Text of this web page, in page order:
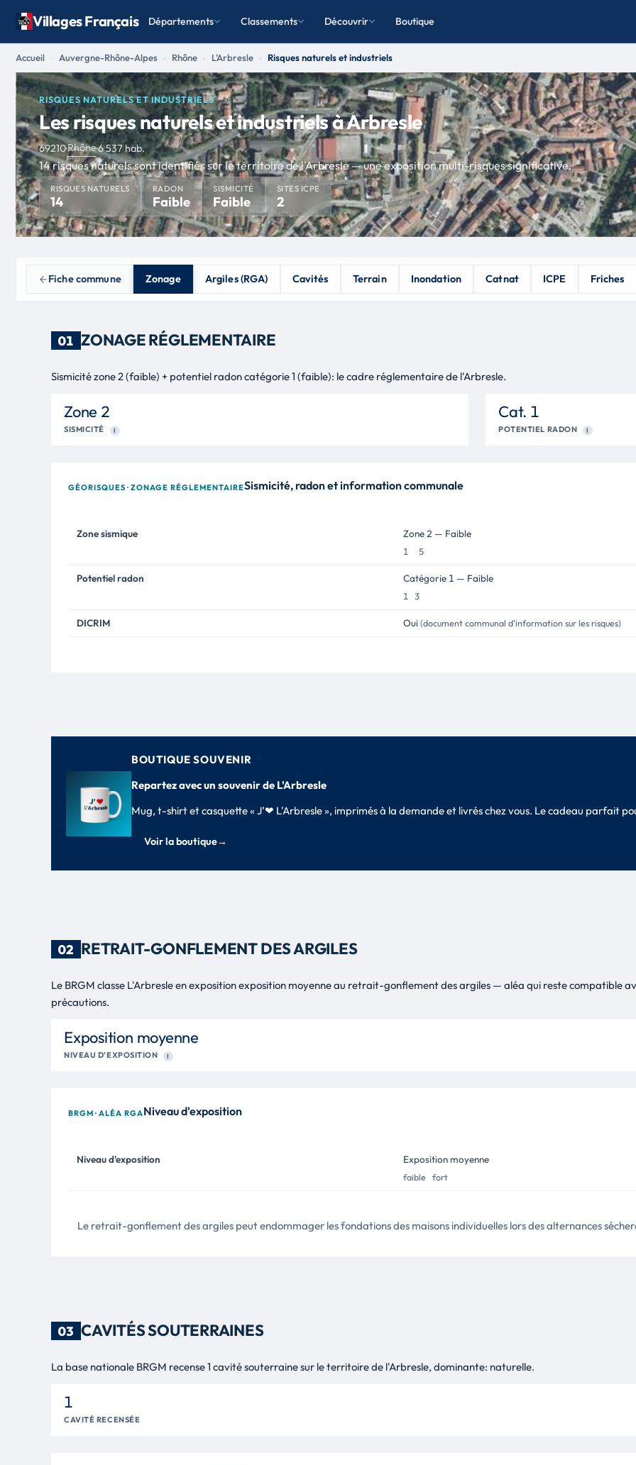
Villages Français Départements Classements Découvrir Boutique
Accueil Auvergne-Rhône-Alpes Rhône L'Arbresle Risques naturels et industriels
RISQUES NATURELS ET INDUSTRIELS
Les risques naturels et industriels à Arbresle
69210·Rhône·6 537 hab.
14 risques naturels sont identifiés sur le territoire de l'Arbresle — une exposition multi-risques significative.
RISQUES NATURELS
14
RADON
Faible
SISMICITÉ
Faible
SITES ICPE
2
Fiche commune Zonage Argiles (RGA) Cavités Terrain Inondation Catnat ICPE Friches
01 ZONAGE RÉGLEMENTAIRE
Sismicité zone 2 (faible) + potentiel radon catégorie 1 (faible): le cadre réglementaire de l'Arbresle.
Zone 2
SISMICITÉ I
Cat. 1
POTENTIEL RADON I
GÉORISQUES · ZONAGE RÉGLEMENTAIRESismicité, radon et information communale
Zone sismique Zone 2 — Faible
1 5
Potentiel radon Catégorie 1 — Faible
1 3
DICRIM Oui (document communal d'information sur les risques)
BOUTIQUE SOUVENIR
Repartez avec un souvenir de L'Arbresle
Mug, t-shirt et casquette « J’❤ L'Arbresle », imprimés à la demande et livrés chez vous. Le cadeau parfait
Voir la boutique→
02 RETRAIT-GONFLEMENT DES ARGILES
Le BRGM classe L'Arbresle en exposition exposition moyenne au retrait-gonflement des argiles — aléa qui reste compatible
précautions.
Exposition moyenne
NIVEAU D'EXPOSITION I
BRGM · ALÉA RGANiveau d'exposition
Niveau d'exposition Exposition moyenne
faible fort
Le retrait-gonflement des argiles peut endommager les fondations des maisons individuelles lors des alternances
03 CAVITÉS SOUTERRAINES
La base nationale BRGM recense 1 cavité souterraine sur le territoire de l'Arbresle, dominante: naturelle.
1
CAVITÉ RECENSÉE